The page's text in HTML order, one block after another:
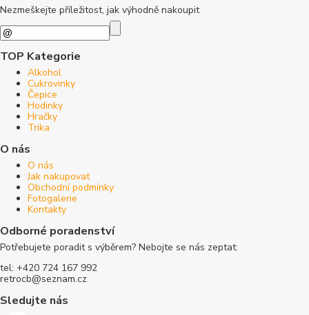
Nezmeškejte příležitost, jak výhodně nakoupit
TOP Kategorie
Alkohol
Cukrovinky
Čepice
Hodinky
Hračky
Trika
O nás
O nás
Jak nakupovat
Obchodní podmínky
Fotogalerie
Kontakty
Odborné poradenství
Potřebujete poradit s výběrem? Nebojte se nás zeptat:
tel: +420 724 167 992
retrocb@seznam.cz
Sledujte nás